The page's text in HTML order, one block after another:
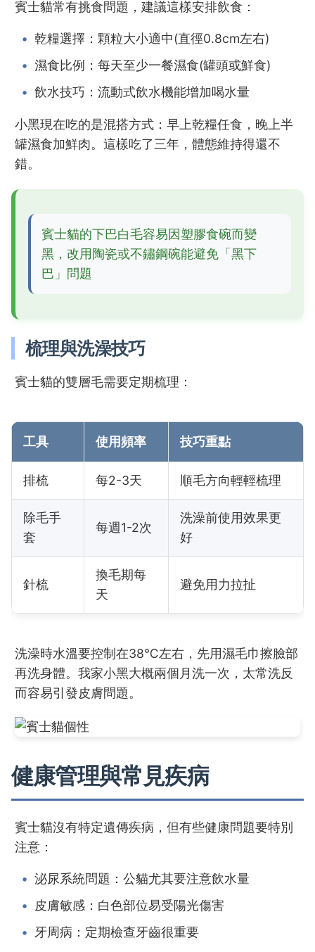
賓士貓常有挑食問題，建議這樣安排飲食：
乾糧選擇：顆粒大小適中(直徑0.8cm左右)
濕食比例：每天至少一餐濕食(罐頭或鮮食)
飲水技巧：流動式飲水機能增加喝水量
小黑現在吃的是混搭方式：早上乾糧任食，晚上半
罐濕食加鮮肉。這樣吃了三年，體態維持得還不
錯。
賓士貓的下巴白毛容易因塑膠食碗而變
黑，改用陶瓷或不鏽鋼碗能避免「黑下
巴」問題
梳理與洗澡技巧
賓士貓的雙層毛需要定期梳理：
工具 使用頻率 技巧重點
排梳 每2-3天 順毛方向輕輕梳理
除毛手
套
每週1-2次
洗澡前使用效果更
好
針梳
換毛期每
天
避免用力拉扯
洗澡時水溫要控制在38℃左右，先用濕毛巾擦臉部
再洗身體。我家小黑大概兩個月洗一次，太常洗反
而容易引發皮膚問題。
健康管理與常見疾病
賓士貓沒有特定遺傳疾病，但有些健康問題要特別
注意：
泌尿系統問題：公貓尤其要注意飲水量
皮膚敏感：白色部位易受陽光傷害
牙周病：定期檢查牙齒很重要